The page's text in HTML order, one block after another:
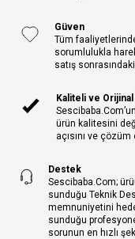
Güven
Tüm
sorumlulukla
satış
Kaliteli ve Orijinal
ürün kalitesini
açısını ve
Destek
Sescibaba.Com;
sunduğu Teknik
memnuniyetini
sunduğu
sorunun en hızlı